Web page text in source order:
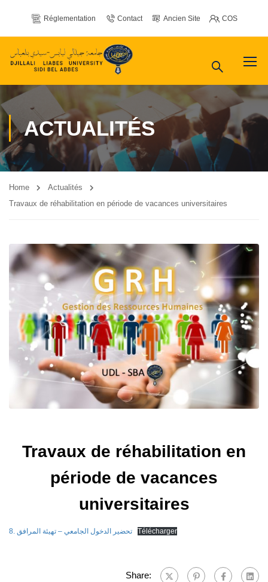
Réglementation Contact Ancien Site COS
ACTUALITÉS
Home
Actualités
Travaux de réhabilitation en période de vacances universitaires
Travaux de réhabilitation en
période de vacances
universitaires
8. تحضير الدخول الجامعي – تهيئة المرافق Télécharger
Share: